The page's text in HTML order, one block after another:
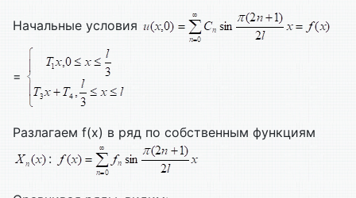
Начальные условия
=
Разлагаем f(x) в ряд по собственным функциям
: